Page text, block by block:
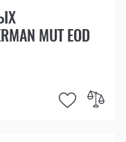
MUT EOD